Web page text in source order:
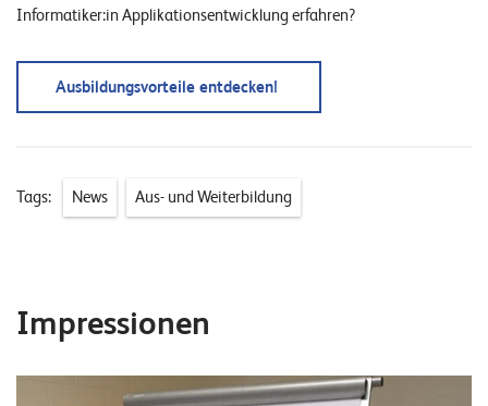
Informatiker:in Applikationsentwicklung erfahren?
Ausbildungsvorteile entdecken!
Tags: News Aus- und Weiterbildung
Impressionen